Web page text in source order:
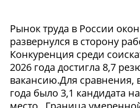
Рынок труда в России
развернулся в сторону
Конкуренция среди
2026 года достигла 8,7
вакансию.Для сравнения,
года было 3,1 кандидата